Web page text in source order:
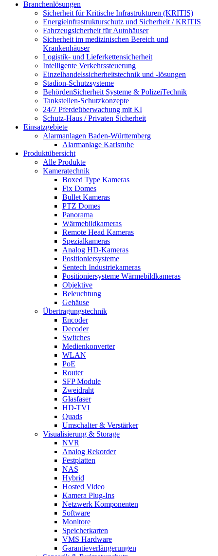
Branchenlösungen
Sicherheit für Kritische Infrastrukturen (KRITIS)
Energieinfrastrukturschutz und Sicherheit / KRITIS
Fahrzeugsicherheit für Autohäuser
Sicherheit im medizinischen Bereich und
Krankenhäuser
Logistik- und Lieferkettensicherheit
Intelligente Verkehrssteuerung
Einzelhandelssicherheitstechnik und -lösungen
Stadion-Schutzsysteme
BehördenSicherheit Systeme & PolizeiTechnik
Tankstellen-Schutzkonzepte​
24/7 Pferdeüberwachung mit KI
Schutz-Haus / Privaten Sicherheit
Einsatzgebiete
Alarmanlagen Baden-Württemberg
Alarmanlage Karlsruhe
Produktübersicht
Alle Produkte
Kameratechnik
Boxed Type Kameras
Fix Domes
Bullet Kameras
PTZ Domes
Panorama
Wärmebildkameras
Remote Head Kameras
Spezialkameras
Analog HD-Kameras
Positioniersysteme
Sentech Industriekameras
Positioniersysteme Wärmebildkameras
Objektive
Beleuchtung
Gehäuse
Übertragungstechnik
Encoder
Decoder
Switches
Medienkonverter
WLAN
PoE
Router
SFP Module
Zweidraht
Glasfaser
HD-TVI
Quads
Umschalter & Verstärker
Visualisierung & Storage
NVR
Analog Rekorder
Festplatten
NAS
Hybrid
Hosted Video
Kamera Plug-Ins
Netzwerk Komponenten
Software
Monitore
Speicherkarten
VMS Hardware
Garantieverlängerungen